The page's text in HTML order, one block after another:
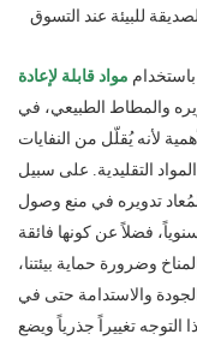
مواد قابلة لإعادة
والمطاط الطبيعي، في
لأنه يُقلّل من النفايات
التقليدية. على سبيل
تدويره في منع وصول
فضلاً عن كونها فائقة
وضرورة حماية بيئتنا،
والاستدامة حتى في
التوجه تغييراً جذرياً ويضع